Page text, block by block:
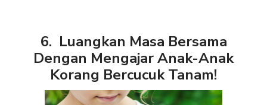
6. Luangkan Masa Bersama
Dengan Mengajar Anak-Anak
Korang Bercucuk Tanam!